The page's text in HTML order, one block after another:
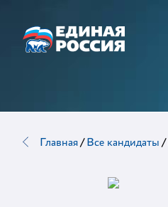
Главная/Все кандидаты /